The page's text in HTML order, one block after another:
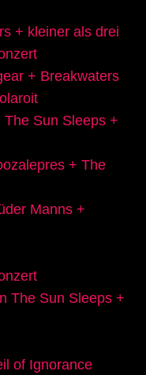
+ kleiner als drei
+ Breakwaters
Sun Sleeps +
+ The
Manns +
The Sun Sleeps +
of Ignorance